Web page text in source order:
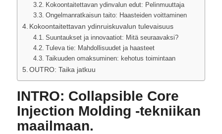
Kokoontaitettavan ydinvalun edut: Pelinmuuttaja
Ongelmanratkaisun taito: Haasteiden voittaminen
Kokoontaitettavan ydinruiskuvalun tulevaisuus
Suuntaukset ja innovaatiot: Mitä seuraavaksi?
Tuleva tie: Mahdollisuudet ja haasteet
Taikuuden omaksuminen: kehotus toimintaan
OUTRO: Taika jatkuu
INTRO: Collapsible Core
Injection Molding -tekniikan
maailmaan.